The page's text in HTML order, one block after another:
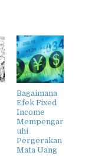
Bagaimana
Efek Fixed
Income
Mempengar
uhi
Pergerakan
Mata Uang